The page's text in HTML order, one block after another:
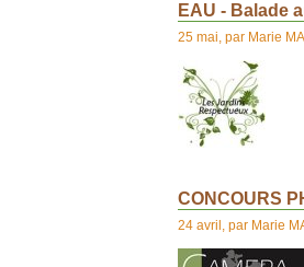
EAU - Balade
25 mai, par Marie
CONCOURS
24 avril, par Marie